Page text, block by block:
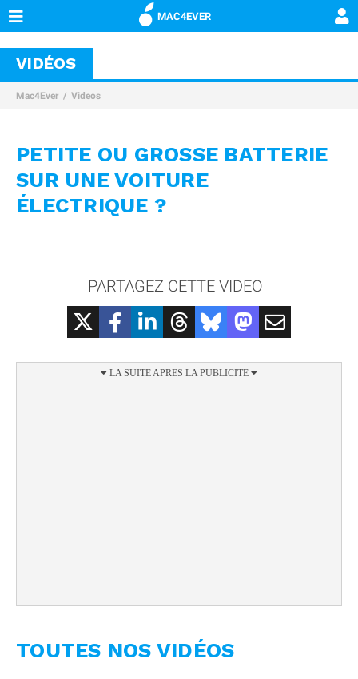
MAC4EVER
VIDÉOS
Mac4Ever Videos
PETITE OU GROSSE BATTERIE
SUR UNE VOITURE
ÉLECTRIQUE ?
PARTAGEZ CETTE VIDEO
TOUTES NOS VIDÉOS